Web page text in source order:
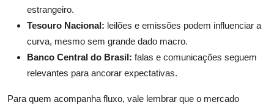
estrangeiro.
Tesouro Nacional: leilões e emissões podem influenciar a
curva, mesmo sem grande dado macro.
Banco Central do Brasil: falas e comunicações seguem
relevantes para ancorar expectativas.
Para quem acompanha fluxo, vale lembrar que o mercado